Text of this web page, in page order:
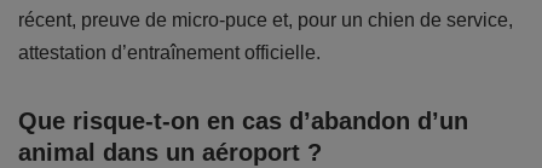
récent, preuve de micro-puce et, pour un chien de service,
attestation d’entraînement officielle.
Que risque-t-on en cas d’abandon d’un
animal dans un aéroport ?